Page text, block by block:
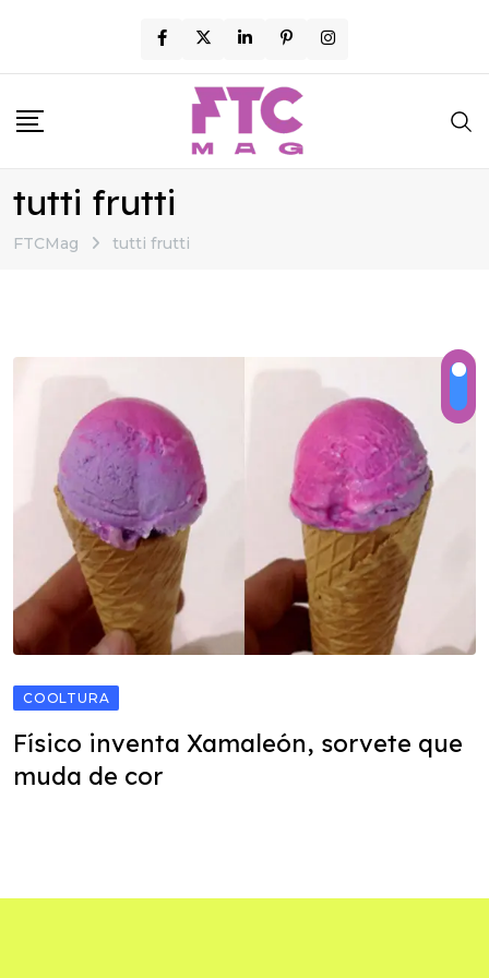
content
tutti frutti
FTCMag tutti frutti
COOLTURA
Físico inventa Xamaleón, sorvete que
muda de cor